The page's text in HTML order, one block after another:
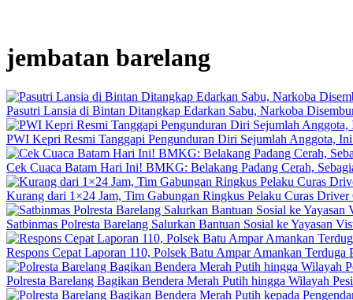
jembatan barelang
Pasutri Lansia di Bintan Ditangkap Edarkan Sabu, Narkoba
PWI Kepri Resmi Tanggapi Pengunduran Diri Sejumlah Anggota,
Cek Cuaca Batam Hari Ini! BMKG: Belakang Padang Cerah,
Kurang dari 1×24 Jam, Tim Gabungan Ringkus Pelaku Curas
Satbinmas Polresta Barelang Salurkan Bantuan Sosial ke Yayasan
Respons Cepat Laporan 110, Polsek Batu Ampar Amankan Terduga
Polresta Barelang Bagikan Bendera Merah Putih hingga Wilayah